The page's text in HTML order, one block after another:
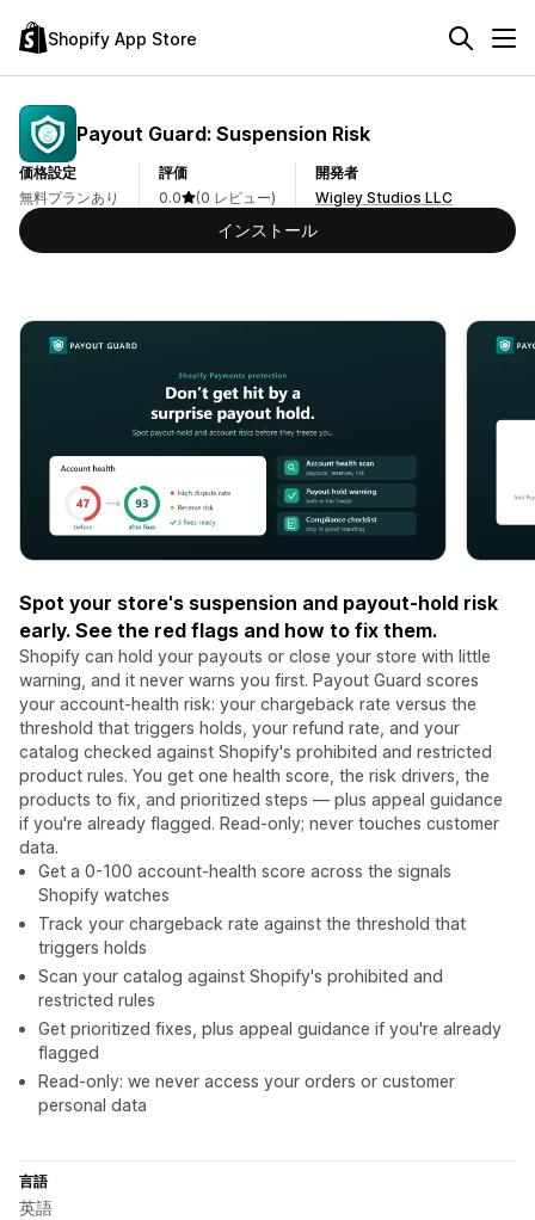
Shopify App Store
Payout Guard: Suspension Risk
価格設定
無料プランあり
評価
0.0
(0 レビュー)
開発者
Wigley Studios LLC
インストール
Spot your store's suspension and payout-hold risk
early. See the red flags and how to fix them.
Shopify can hold your payouts or close your store with little
warning, and it never warns you first. Payout Guard scores
your account-health risk: your chargeback rate versus the
threshold that triggers holds, your refund rate, and your
catalog checked against Shopify's prohibited and restricted
product rules. You get one health score, the risk drivers, the
products to fix, and prioritized steps — plus appeal guidance
if you're already flagged. Read-only; never touches customer
data.
Get a 0-100 account-health score across the signals
Shopify watches
Track your chargeback rate against the threshold that
triggers holds
Scan your catalog against Shopify's prohibited and
restricted rules
Get prioritized fixes, plus appeal guidance if you're already
flagged
Read-only: we never access your orders or customer
personal data
言語
英語